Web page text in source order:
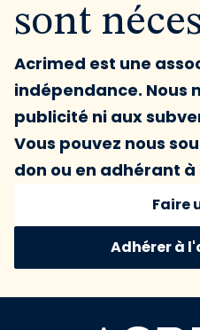
sont
Acrimed est une
indépendance. Nous
publicité ni aux
Vous pouvez nous
don ou en adhérant
Faire
Adhérer à